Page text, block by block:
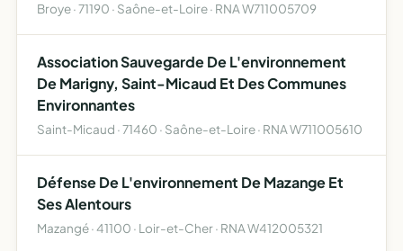
Broye · 71190 · Saône-et-Loire · RNA W711005709
Association Sauvegarde De L'environnement
De Marigny, Saint-Micaud Et Des Communes
Environnantes
Saint-Micaud · 71460 · Saône-et-Loire · RNA W711005610
Défense De L'environnement De Mazange Et
Ses Alentours
Mazangé · 41100 · Loir-et-Cher · RNA W412005321